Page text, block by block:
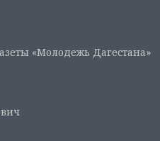
«Молодежь Дагестана»